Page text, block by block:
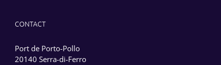
CONTACT
Port de Porto-Pollo
20140 Serra-di-Ferro